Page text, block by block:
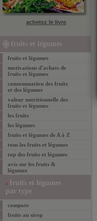
achetez le livre
fruits et légumes
fruits et légumes
motivations d'achats de
fruits et légumes
consommation des fruits
et des légumes
valeur nutritionnelle des
fruits et légumes
les fruits
les légumes
fruits et légumes de A à Z
tous les fruits et légumes
top des fruits et légumes
avis sur les fruits &
légumes
fruits et légumes
par type
compote
fruits au sirop